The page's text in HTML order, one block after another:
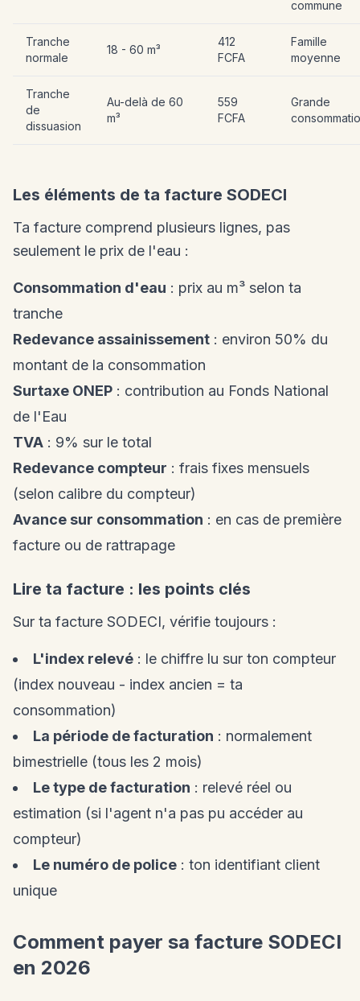
commune
Tranche
normale
18 - 60 m³
412
FCFA
Famille
moyenne
Tranche
de
dissuasion
Au-delà de 60
m³
559
FCFA
Grande
Les éléments de ta facture SODECI
Ta facture comprend plusieurs lignes, pas
seulement le prix de l'eau :
Consommation d'eau : prix au m³ selon ta
tranche
Redevance assainissement : environ 50% du
montant de la consommation
Surtaxe ONEP : contribution au Fonds National
de l'Eau
TVA : 9% sur le total
Redevance compteur : frais fixes mensuels
(selon calibre du compteur)
Avance sur consommation : en cas de première
facture ou de rattrapage
Lire ta facture : les points clés
Sur ta facture SODECI, vérifie toujours :
L'index relevé : le chiffre lu sur ton compteur
(index nouveau - index ancien = ta
consommation)
La période de facturation : normalement
bimestrielle (tous les 2 mois)
Le type de facturation : relevé réel ou
estimation (si l'agent n'a pas pu accéder au
compteur)
Le numéro de police : ton identifiant client
unique
Comment payer sa facture SODECI
en 2026